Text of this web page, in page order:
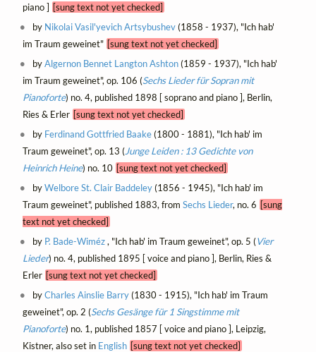
piano ] [sung text not yet checked]
by Nikolai Vasil'yevich Artsybushev(1858 - 1937), "Ich hab'
im Traum geweinet" [sung text not yet checked]
byAlgernon Bennet Langton Ashton(1859 - 1937), "Ich hab'
im Traum geweinet", op. 106 (Sechs Lieder für Sopran mit
Pianoforte) no. 4, published 1898 [ soprano and piano ], Berlin,
Ries & Erler [sung text not yet checked]
by Ferdinand Gottfried Baake(1800 - 1881), "Ich hab' im
Traum geweinet", op. 13 (Junge Leiden : 13 Gedichte von
Heinrich Heine) no. 10 [sung text not yet checked]
byWelbore St. Clair Baddeley(1856 - 1945), "Ich hab' im
Traum geweinet", published 1883, from Sechs Lieder, no. 6 [sung
text not yet checked]
by P. Bade-Wiméz, "Ich hab' im Traum geweinet", op. 5 (Vier
Lieder) no. 4, published 1895 [ voice and piano ], Berlin, Ries &
Erler [sung text not yet checked]
byCharles Ainslie Barry(1830 - 1915), "Ich hab' im Traum
geweinet", op. 2 (Sechs Gesänge für 1 Singstimme mit
Pianoforte) no. 1, published 1857 [ voice and piano ], Leipzig,
Kistner, also set in English [sung text not yet checked]